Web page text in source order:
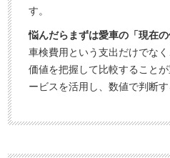
す。
悩んだらまずは愛車の「現在
車検費用という支出だけでな
価値を把握して比較すること
ービスを活用し、数値で判断す